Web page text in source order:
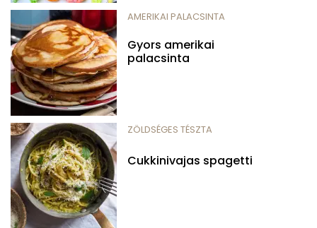
AMERIKAI PALACSINTA
Gyors amerikai
palacsinta
ZÖLDSÉGES TÉSZTA
Cukkinivajas spagetti